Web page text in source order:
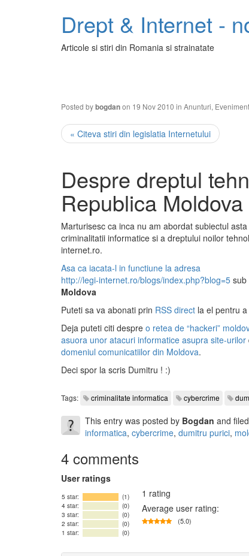
Drept & Internet -
Articole si stiri din Romania si strainatate
Posted bybogdanon 19 Nov 2010 in Anunturi,
« Citeva stiri din legislatia Internetului
Despre dreptul
Republica Moldova
Marturisesc ca inca nu am abordat subiectul
criminalitatii informatice si a dreptului noilor
internet.ro.
Asa ca iacata-l in functiune la adresa
http://legi-internet.ro/blogs/index.php?blog=5 sub
Moldova
Puteti sa va abonati prin RSS direct la el pentru
Deja puteti citi despre o retea de “hackeri”
asuora unor atacuri informatice asupra site-urilor
domeniul comunicatiilor din Moldova.
Deci spor la scris Dumitru ! :)
Tags: criminalitate informatica cybercrime
This entry was posted by Bogdan and
informatica, cybercrime, dumitru purici,
4 comments
User ratings
5 star:
(1)
4 star:
(0)
3 star:
(0)
2 star:
(0)
1 star:
(0)
1 rating
Average user rating:
(5.0)